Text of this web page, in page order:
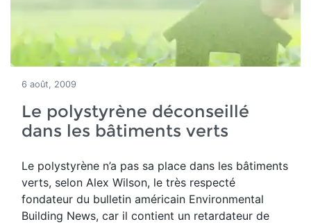
6 août, 2009
Le polystyrène déconseillé
dans les bâtiments verts
Le polystyrène n’a pas sa place dans les bâtiments
verts, selon Alex Wilson, le très respecté
fondateur du bulletin américain Environmental
Building News, car il contient un retardateur de